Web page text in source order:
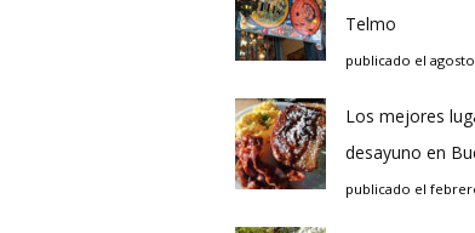
Telmo
publicado el agosto
Los mejores
desayuno en
publicado el